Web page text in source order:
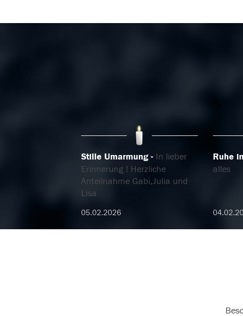
Stille Umarmung
In lieber
Erinnerung ! Herzliche
Anteilnahme Gabi,Julia und
Lisa
05.02.2026
Ruhe
alles